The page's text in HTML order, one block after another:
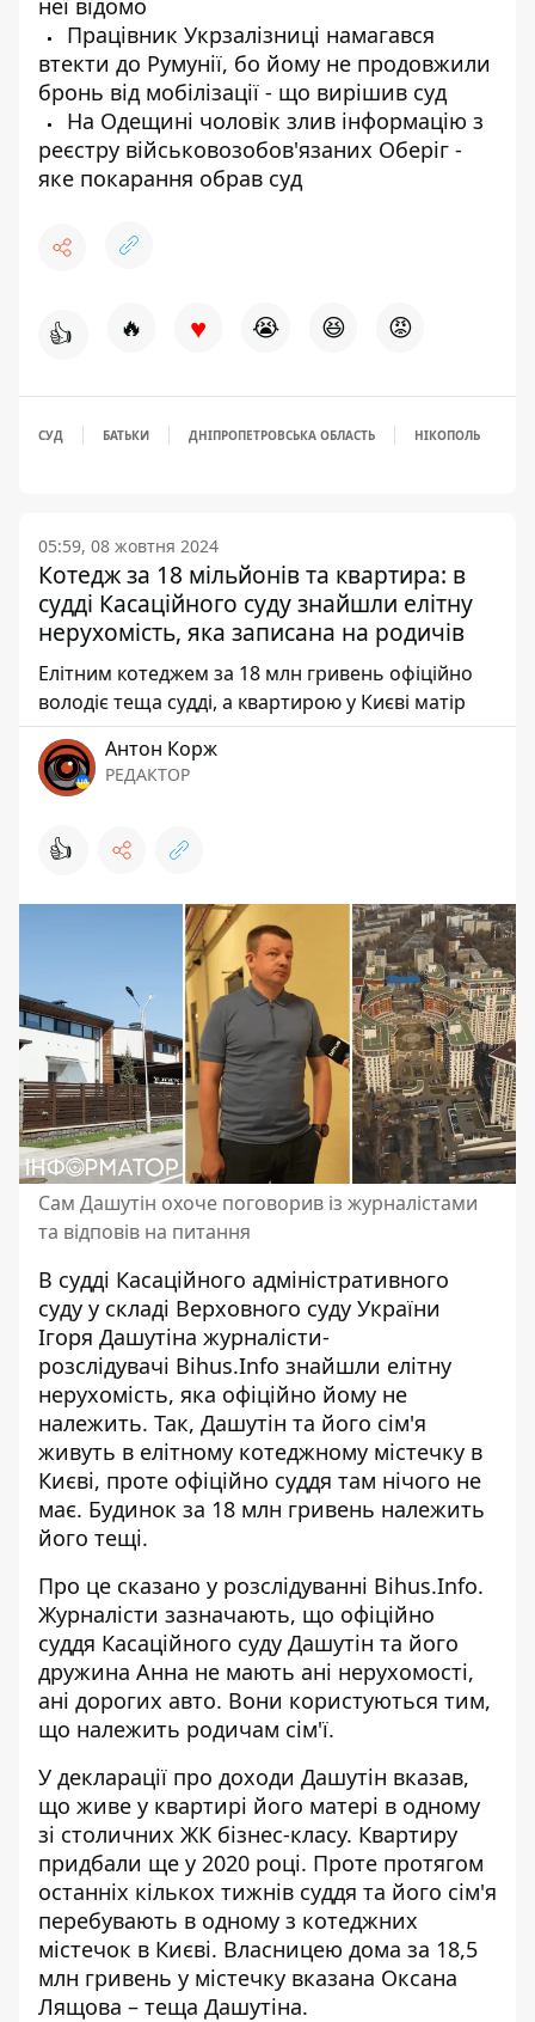
неї відомо
Працівник Укрзалізниці намагався
втекти до Румунії, бо йому не продовжили
бронь від мобілізації - що вирішив суд
На Одещині чоловік злив інформацію з
реєстру військовозобов'язаних Оберіг -
яке покарання обрав суд
👍 🔥 ♥ 😭 😆 😡
СУД БАТЬКИ ДНІПРОПЕТРОВСЬКА ОБЛАСТЬ НІКОПОЛЬ
05:59, 08 жовтня 2024
Котедж за 18 мільйонів та квартира: в
судді Касаційного суду знайшли елітну
нерухомість, яка записана на родичів
Елітним котеджем за 18 млн гривень офіційно
володіє теща судді, а квартирою у Києві матір
Антон Корж
РЕДАКТОР
👍
Сам Дашутін охоче поговорив із журналістами
та відповів на питання
В судді Касаційного адміністративного
суду у складі Верховного суду України
Ігоря Дашутіна журналісти-
розслідувачі Bihus.Info знайшли елітну
нерухомість, яка офіційно йому не
належить. Так, Дашутін та його сім'я
живуть в елітному котеджному містечку в
Києві, проте офіційно суддя там нічого не
має. Будинок за 18 млн гривень належить
його тещі.
Про це сказано у розслідуванні Bihus.Info.
Журналісти зазначають, що офіційно
суддя Касаційного суду Дашутін та його
дружина Анна не мають ані нерухомості,
ані дорогих авто. Вони користуються тим,
що належить родичам сім'ї.
У декларації про доходи Дашутін вказав,
що живе у квартирі його матері в одному
зі столичних ЖК бізнес-класу. Квартиру
придбали ще у 2020 році. Проте протягом
останніх кількох тижнів суддя та його сім'я
перебувають в одному з котеджних
містечок в Києві. Власницею дома за 18,5
млн гривень у містечку вказана Оксана
Лящова – теща Дашутіна.